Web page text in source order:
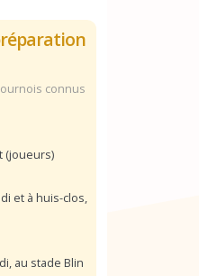
connus
(joueurs)
et à huis-clos,
au stade Blin